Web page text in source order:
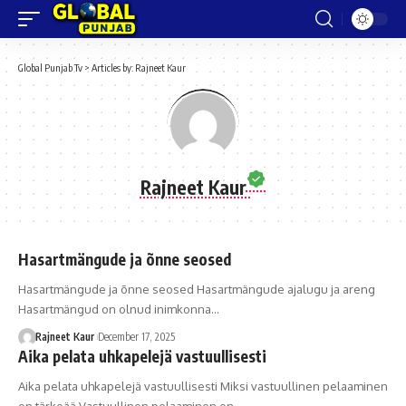
Global Punjab Tv > Articles by: Rajneet Kaur
Rajneet Kaur
Hasartmängude ja õnne seosed
Hasartmängude ja õnne seosed Hasartmängude ajalugu ja areng
Hasartmängud on olnud inimkonna…
Rajneet Kaur December 17, 2025
Aika pelata uhkapelejä vastuullisesti
Aika pelata uhkapelejä vastuullisesti Miksi vastuullinen pelaaminen